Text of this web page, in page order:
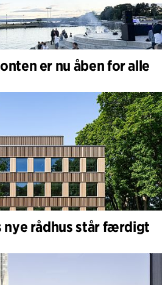
er nu åben for alle
nye rådhus står færdigt